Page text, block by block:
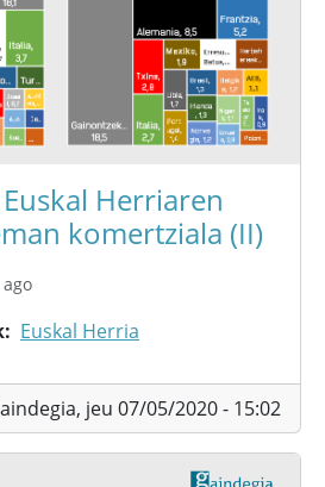
Herriaren
komertziala (II)
Euskal Herria
jeu 07/05/2020 - 15:02